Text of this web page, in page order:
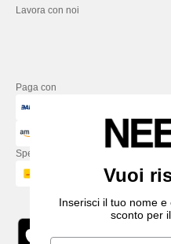
Lavora con noi
Paga con
Spediamo con
Vuoi
Inserisci il tuo nome
sconto per